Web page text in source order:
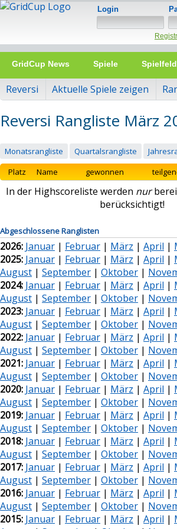
Login
GridCup News Spiele
Reversi Aktuelle Spiele zeigen
Reversi Rangliste März
Monatsrangliste Quartalsrangliste
Platz
Name gewonnen
In der Highscoreliste werden nur
berücksichtigt!
Abgeschlossene Ranglisten
2026: Januar | Februar | März | April |
2025: Januar | Februar | März | April |
August | September | Oktober |
2024: Januar | Februar | März | April |
August | September | Oktober |
2023: Januar | Februar | März | April |
August | September | Oktober |
2022: Januar | Februar | März | April |
August | September | Oktober |
2021: Januar | Februar | März | April |
August | September | Oktober |
2020: Januar | Februar | März | April |
August | September | Oktober |
2019: Januar | Februar | März | April |
August | September | Oktober |
2018: Januar | Februar | März | April |
August | September | Oktober |
2017: Januar | Februar | März | April |
August | September | Oktober |
2016: Januar | Februar | März | April |
August | September | Oktober |
2015: Januar | Februar | März | April |